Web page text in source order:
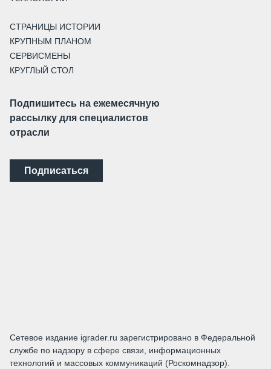
СТРАНИЦЫ ИСТОРИИ
КРУПНЫМ ПЛАНОМ
СЕРВИСМЕНЫ
КРУГЛЫЙ СТОЛ
Подпишитесь на ежемесячную
рассылку для специалистов
отрасли
Подписаться
Сетевое издание igrader.ru зарегистрировано в Федеральной
службе по надзору в сфере связи, информационных
технологий и массовых коммуникаций (Роскомнадзор).